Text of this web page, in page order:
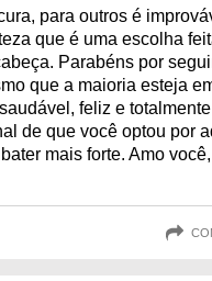
para outros é
que é uma escolha
Parabéns por
que a maioria esteja
feliz e totalmente
de que você optou por
mais forte. Amo